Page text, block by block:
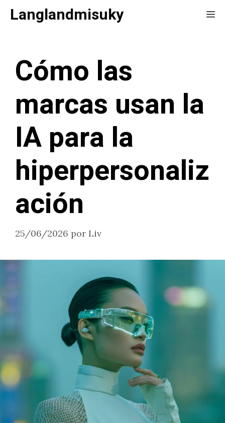
SaltarLanglandmisuky
Cómo las
marcas usan la
IA para la
hiperpersonaliz
ación
25/06/2026 por Liv